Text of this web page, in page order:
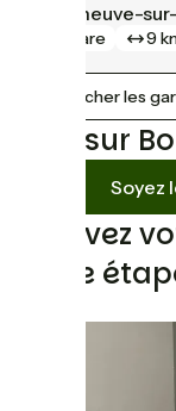
Villeneuve-
gare 9
Afficher les
Avis sur
Soyez
Trouvez
cette